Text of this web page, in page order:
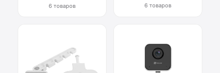
6 товаров 6 товаров